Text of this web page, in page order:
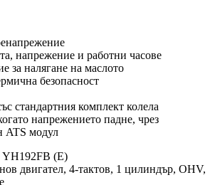
напрежение и работни часове
за налягане на маслото
безопасност
стандартния комплект колела
напрежението падне, чрез
ATS модул
YH192FB (E)
двигател, 4-тактов, 1 цилиндър, OHV,